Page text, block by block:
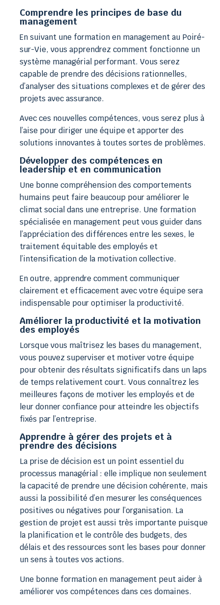
Comprendre les principes de base du
management
En suivant une formation en management au Poiré-
sur-Vie, vous apprendrez comment fonctionne un
système managérial performant. Vous serez
capable de prendre des décisions rationnelles,
d’analyser des situations complexes et de gérer des
projets avec assurance.
Avec ces nouvelles compétences, vous serez plus à
l’aise pour diriger une équipe et apporter des
solutions innovantes à toutes sortes de problèmes.
Développer des compétences en
leadership et en communication
Une bonne compréhension des comportements
humains peut faire beaucoup pour améliorer le
climat social dans une entreprise. Une formation
spécialisée en management peut vous guider dans
l’appréciation des différences entre les sexes, le
traitement équitable des employés et
l’intensification de la motivation collective.
En outre, apprendre comment communiquer
clairement et efficacement avec votre équipe sera
indispensable pour optimiser la productivité.
Améliorer la productivité et la motivation
des employés
Lorsque vous maîtrisez les bases du management,
vous pouvez superviser et motiver votre équipe
pour obtenir des résultats significatifs dans un laps
de temps relativement court. Vous connaîtrez les
meilleures façons de motiver les employés et de
leur donner confiance pour atteindre les objectifs
fixés par l’entreprise.
Apprendre à gérer des projets et à
prendre des décisions
La prise de décision est un point essentiel du
processus managérial : elle implique non seulement
la capacité de prendre une décision cohérente, mais
aussi la possibilité d’en mesurer les conséquences
positives ou négatives pour l’organisation. La
gestion de projet est aussi très importante puisque
la planification et le contrôle des budgets, des
délais et des ressources sont les bases pour donner
un sens à toutes vos actions.
Une bonne formation en management peut aider à
améliorer vos compétences dans ces domaines.